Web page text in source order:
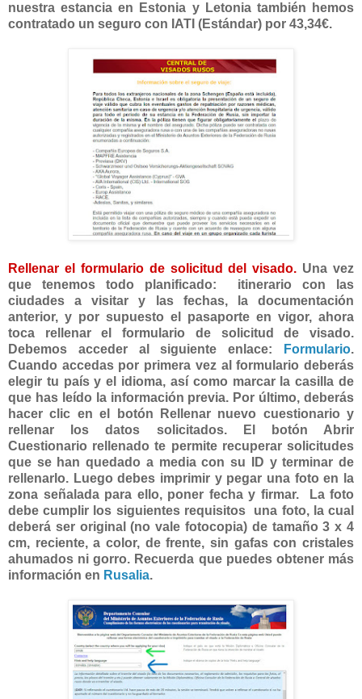
nuestra estancia en Estonia y Letonia también hemos
contratado un seguro con IATI (Estándar) por 43,34€.
Rellenar el formulario de solicitud del visado. Una vez
que tenemos todo planificado: itinerario con las
ciudades a visitar y las fechas, la documentación
anterior, y por supuesto el pasaporte en vigor, ahora
toca rellenar el formulario de solicitud de visado.
Debemos acceder al siguiente enlace:
Formulario.
Cuando accedas por primera vez al formulario deberás
elegir tu país y el idioma, así como marcar la casilla de
que has leído la información previa. Por último, deberás
hacer clic en el botón Rellenar nuevo cuestionario y
rellenar los datos solicitados. El botón Abrir
Cuestionario rellenado te permite recuperar solicitudes
que se han quedado a media con su ID y terminar de
rellenarlo. Luego debes imprimir y pegar una foto en la
zona señalada para ello, poner fecha y firmar. La foto
debe cumplir los siguientes requisitos una foto, la cual
deberá ser original (no vale fotocopia) de tamaño 3 x 4
cm, reciente, a color, de frente, sin gafas con cristales
ahumados ni gorro. Recuerda que puedes obtener más
información en Rusalia.